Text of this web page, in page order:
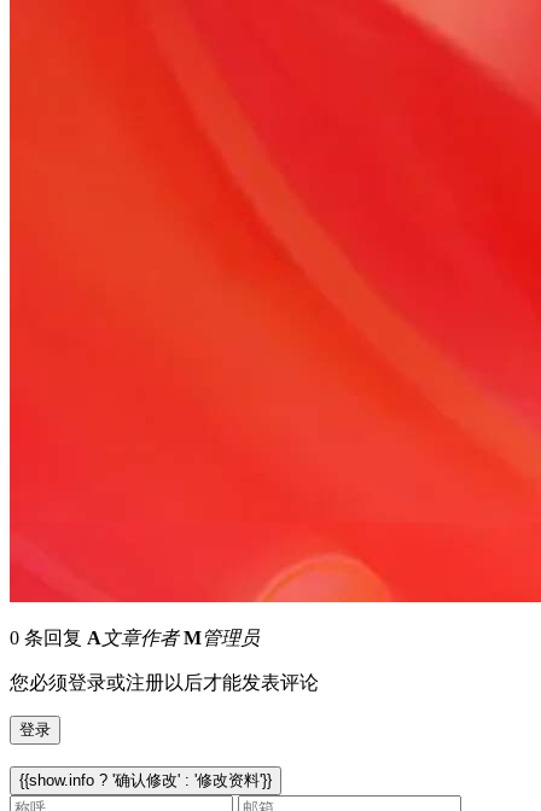
0 条回复 A文章作者 M管理员
您必须登录或注册以后才能发表评论
登录
{{show.info ? '确认修改' : '修改资料'}}